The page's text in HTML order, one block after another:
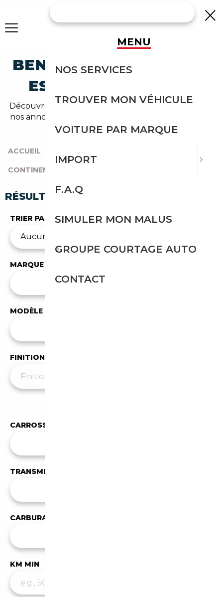
BENTLEY CONTINENTAL
ESSENCE OCCASION
Découvrez un large choix de bentley essence dans
nos annonces de continental. Un import sans effort
avec Courtage Auto.
ACCUEIL
CONTINENTAL
RÉSULTATS DE VOTRE RECHERCHE
TRIER PAR
MARQUE
Bentley
MODÈLE
FINITION
CARROSSERIE
TRANSMISSION
CARBURANT
KM MIN
MENU
NOS SERVICES
TROUVER MON VÉHICULE
VOITURE PAR MARQUE
IMPORT
F.A.Q
SIMULER MON MALUS
GROUPE COURTAGE AUTO
CONTACT